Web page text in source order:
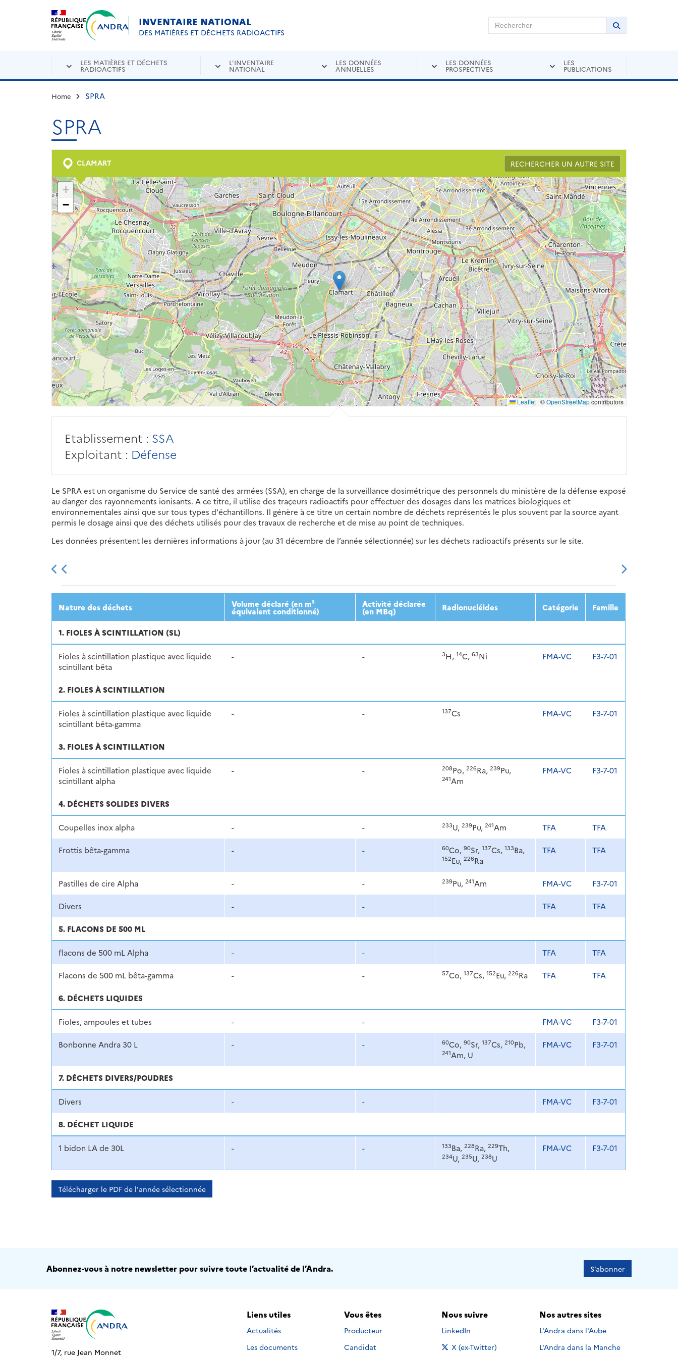
Aller au contenu principal
INVENTAIRE NATIONAL
DES MATIÈRES ET DÉCHETS RADIOACTIFS
Rechercher sur Andra Inventaire Rechercher
Lancer la
LES MATIÈRES ET DÉCHETS
RADIOACTIFS
L'INVENTAIRE
NATIONAL
LES DONNÉES
ANNUELLES
LES DONNÉES
PROSPECTIVES
LES
PUBLICATIONS
Home SPRA
SPRA
CLAMART RECHERCHER UN AUTRE SITE
+
−
Leaflet | ©OpenStreetMapcontributors
Etablissement : SSA
Exploitant : Défense
Le SPRA est un organisme du Service de santé des armées (SSA), en charge de la surveillance dosimétrique des personnels du ministère de la défense exposé
au danger des rayonnements ionisants. A ce titre, il utilise des traçeurs radioactifs pour effectuer des dosages dans les matrices biologiques et
environnementales ainsi que sur tous types d'échantillons. Il génère à ce titre un certain nombre de déchets représentés le plus souvent par la source ayant
permis le dosage ainsi que des déchets utilisés pour des travaux de recherche et de mise au point de techniques.
Les données présentent les dernières informations à jour (au 31 décembre de l’année sélectionnée) sur les déchets radioactifs présents sur le site.
2013 2014 2015 2016 2017 2018 2019 2020 2021 2022 2023
Nature des déchets Volume déclaré (en m³
équivalent conditionné)
Activité déclarée
(en MBq) Radionucléides Catégorie Famille
1. FIOLES À SCINTILLATION (SL)
Fioles à scintillation plastique avec liquide
scintillant bêta
- - 3H, 14C, 63Ni FMA-VC F3-7-01
2. FIOLES À SCINTILLATION
Fioles à scintillation plastique avec liquide
scintillant bêta-gamma
- - 137Cs FMA-VC F3-7-01
3. FIOLES À SCINTILLATION
Fioles à scintillation plastique avec liquide
scintillant alpha
- - 208Po, 226Ra, 239Pu,
241Am
FMA-VC F3-7-01
4. DÉCHETS SOLIDES DIVERS
Coupelles inox alpha - - 233U, 239Pu, 241Am TFA TFA
Frottis bêta-gamma - - 60Co, 90Sr, 137Cs, 133Ba,
152Eu, 226Ra
TFA TFA
Pastilles de cire Alpha - - 239Pu, 241Am FMA-VC F3-7-01
Divers - - TFA TFA
5. FLACONS DE 500 ML
flacons de 500 mL Alpha - - TFA TFA
Flacons de 500 mL bêta-gamma - - 57Co, 137Cs, 152Eu, 226Ra TFA TFA
6. DÉCHETS LIQUIDES
Fioles, ampoules et tubes - - FMA-VC F3-7-01
Bonbonne Andra 30 L - - 60Co, 90Sr, 137Cs, 210Pb,
241Am, U
FMA-VC F3-7-01
7. DÉCHETS DIVERS/POUDRES
Divers - - FMA-VC F3-7-01
8. DÉCHET LIQUIDE
1 bidon LA de 30L - - 133Ba, 228Ra, 229Th,
234U, 235U, 238U
FMA-VC F3-7-01
Télécharger le PDF de l'année sélectionnée
Abonnez-vous à notre newsletter pour suivre toute l’actualité de l’Andra. S’abonner
1/7, rue Jean Monnet
Liens utiles
Actualités
Les documents
Vous êtes
Producteur
Candidat
Nous suivre
Nous suivre sur
LinkedIn
Nous suivre sur
X (ex-Twitter)
Nos autres sites
L'Andra dans l'Aube
L'Andra dans la Manche